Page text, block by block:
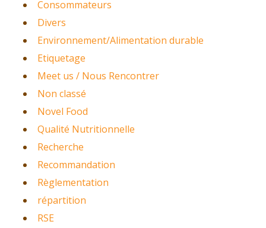
Consommateurs
Divers
Environnement/Alimentation durable
Etiquetage
Meet us / Nous Rencontrer
Non classé
Novel Food
Qualité Nutritionnelle
Recherche
Recommandation
Règlementation
répartition
RSE